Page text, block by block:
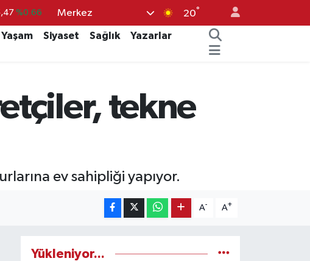
%0.05
%0.18
13.703 %0
%0.66
Merkez 20°
Yaşam Siyaset Sağlık
Yazarlar
tekne
ev sahipliği yapıyor.
A- A+
Yükleniyor...